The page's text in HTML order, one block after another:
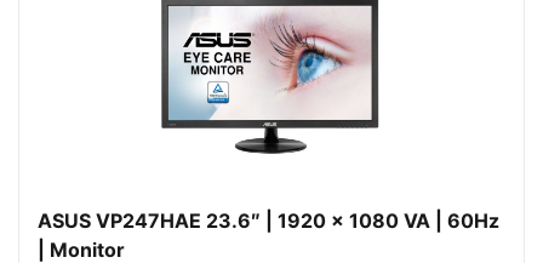
ASUS VP247HAE 23.6″ | 1920 x 1080 VA | 60Hz
| Monitor